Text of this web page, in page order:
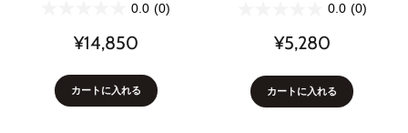
0.0 (0)
¥14,850
カートに入れる
0.0 (0)
¥5,280
カートに入れる